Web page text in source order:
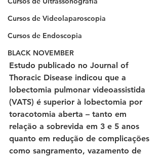
Cursos de Videolaparoscopia
Cursos de Endoscopia
BLACK NOVEMBER
Estudo publicado no Journal of
Thoracic Disease indicou que a
lobectomia pulmonar videoassistida
(VATS) é superior à lobectomia por
toracotomia aberta – tanto em
relação a sobrevida em 3 e 5 anos
quanto em redução de complicações
como sangramento, vazamento de